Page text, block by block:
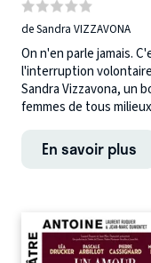
de Sandra VIZZAVONA
On n'en parle jamais.
l'interruption
Sandra Vizzavona, un
femmes de tous
En savoir plus